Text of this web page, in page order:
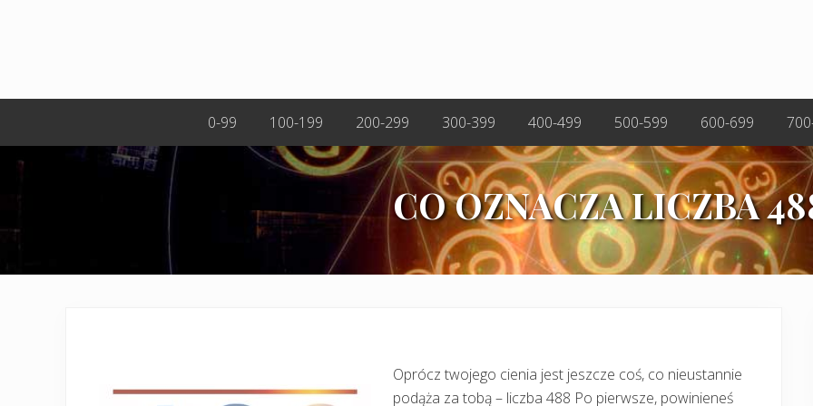
0-99 100-199 200-299 300-399 400-499 500-599 600-699
CO OZNACZA LICZBA
Oprócz twojego cienia jest jeszcze coś, co nieustannie
podąża za tobą – liczba 488 Po pierwsze, powinieneś